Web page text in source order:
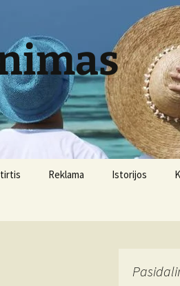
Reklama Istorijos